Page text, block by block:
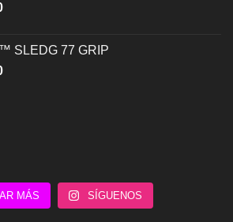
SLEDG 77 GRIP
MÁS SÍGUENOS